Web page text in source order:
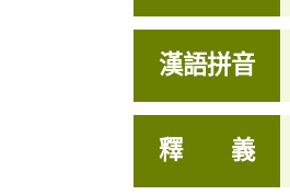
漢語拼音
釋 義